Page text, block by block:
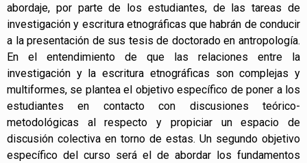
abordaje, por parte de los estudiantes, de las tareas de
investigación y escritura etnográficas que habrán de conducir
a la presentación de sus tesis de doctorado en antropología.
En el entendimiento de que las relaciones entre la
investigación y la escritura etnográficas son complejas y
multiformes, se plantea el objetivo específico de poner a los
estudiantes en contacto con discusiones teórico-
metodológicas al respecto y propiciar un espacio de
discusión colectiva en torno de estas. Un segundo objetivo
específico del curso será el de abordar los fundamentos